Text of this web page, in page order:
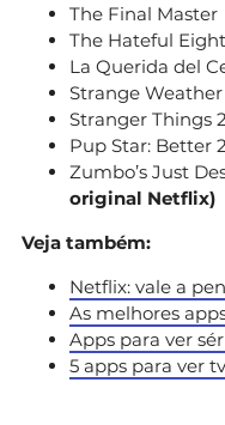
The Final Master
The Hateful Eight
La Querida del
Strange Weather
Stranger Things 2
Pup Star: Better
Zumbo’s Just
original Netflix)
Veja também:
Netflix: vale a
As melhores
Apps para ver
5 apps para ver tv